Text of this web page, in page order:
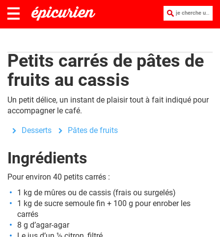
je cherche une recette :
Petits carrés de pâtes de
fruits au cassis
Un petit délice, un instant de plaisir tout à fait indiqué pour
accompagner le café.
Desserts Pâtes de fruits
Ingrédients
Pour environ 40 petits carrés :
1 kg de mûres ou de cassis (frais ou surgelés)
1 kg de sucre semoule fin + 100 g pour enrober les
carrés
8 g d’agar-agar